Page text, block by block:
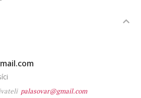
palasovar@gmail.com